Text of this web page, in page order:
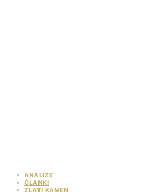
ANALIZE
ČLANKI
ZLATI KAMEN